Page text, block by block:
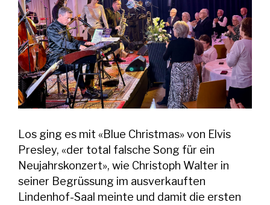
Los ging es mit «Blue Christmas» von Elvis
Presley, «der total falsche Song für ein
Neujahrskonzert», wie Christoph Walter in
seiner Begrüssung im ausverkauften
Lindenhof-Saal meinte und damit die ersten